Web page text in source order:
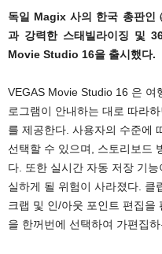
독일 Magix 사의 한국 총판인
과 강력한 스태빌라이징 및
Movie Studio 16을 출시했다.
VEGAS Movie Studio 16 은 여
로그램이 안내하는 대로 따라
를 제공한다. 사용자의 수준에
선택할 수 있으며, 스토리보드
다. 또한 실시간 자동 저장 기
실하게 될 위험이 사라졌다. 클
크랩 및 인/아웃 포인트 편집을
을 한꺼번에 선택하여 가편집